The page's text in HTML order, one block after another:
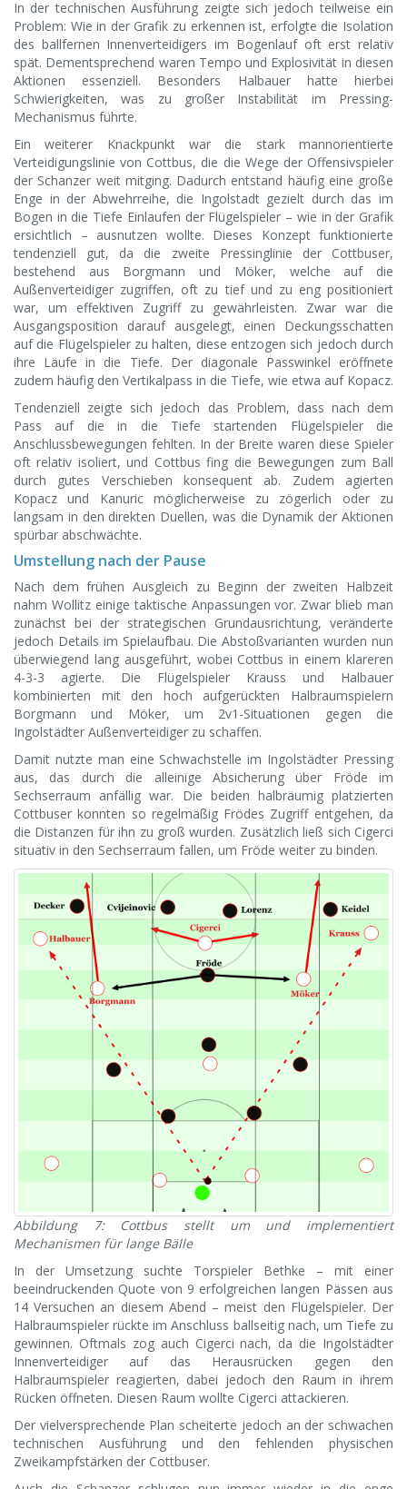
In der technischen Ausführung zeigte sich jedoch teilweise ein
Problem: Wie in der Grafik zu erkennen ist, erfolgte die Isolation
des ballfernen Innenverteidigers im Bogenlauf oft erst relativ
spät. Dementsprechend waren Tempo und Explosivität in diesen
Aktionen essenziell. Besonders Halbauer hatte hierbei
Schwierigkeiten, was zu großer Instabilität im Pressing-
Mechanismus führte.
Ein weiterer Knackpunkt war die stark mannorientierte
Verteidigungslinie von Cottbus, die die Wege der Offensivspieler
der Schanzer weit mitging. Dadurch entstand häufig eine große
Enge in der Abwehrreihe, die Ingolstadt gezielt durch das im
Bogen in die Tiefe Einlaufen der Flügelspieler – wie in der Grafik
ersichtlich – ausnutzen wollte. Dieses Konzept funktionierte
tendenziell gut, da die zweite Pressinglinie der Cottbuser,
bestehend aus Borgmann und Möker, welche auf die
Außenverteidiger zugriffen, oft zu tief und zu eng positioniert
war, um effektiven Zugriff zu gewährleisten. Zwar war die
Ausgangsposition darauf ausgelegt, einen Deckungsschatten
auf die Flügelspieler zu halten, diese entzogen sich jedoch durch
ihre Läufe in die Tiefe. Der diagonale Passwinkel eröffnete
zudem häufig den Vertikalpass in die Tiefe, wie etwa auf Kopacz.
Tendenziell zeigte sich jedoch das Problem, dass nach dem
Pass auf die in die Tiefe startenden Flügelspieler die
Anschlussbewegungen fehlten. In der Breite waren diese Spieler
oft relativ isoliert, und Cottbus fing die Bewegungen zum Ball
durch gutes Verschieben konsequent ab. Zudem agierten
Kopacz und Kanuric möglicherweise zu zögerlich oder zu
langsam in den direkten Duellen, was die Dynamik der Aktionen
spürbar abschwächte.
Umstellung nach der Pause
Nach dem frühen Ausgleich zu Beginn der zweiten Halbzeit
nahm Wollitz einige taktische Anpassungen vor. Zwar blieb man
zunächst bei der strategischen Grundausrichtung, veränderte
jedoch Details im Spielaufbau. Die Abstoßvarianten wurden nun
überwiegend lang ausgeführt, wobei Cottbus in einem klareren
4-3-3 agierte. Die Flügelspieler Krauss und Halbauer
kombinierten mit den hoch aufgerückten Halbraumspielern
Borgmann und Möker, um 2v1-Situationen gegen die
Ingolstädter Außenverteidiger zu schaffen.
Damit nutzte man eine Schwachstelle im Ingolstädter Pressing
aus, das durch die alleinige Absicherung über Fröde im
Sechserraum anfällig war. Die beiden halbräumig platzierten
Cottbuser konnten so regelmäßig Frödes Zugriff entgehen, da
die Distanzen für ihn zu groß wurden. Zusätzlich ließ sich Cigerci
situativ in den Sechserraum fallen, um Fröde weiter zu binden.
Abbildung 7: Cottbus stellt um und implementiert
Mechanismen für lange Bälle
In der Umsetzung suchte Torspieler Bethke – mit einer
beeindruckenden Quote von 9 erfolgreichen langen Pässen aus
14 Versuchen an diesem Abend – meist den Flügelspieler. Der
Halbraumspieler rückte im Anschluss ballseitig nach, um Tiefe zu
gewinnen. Oftmals zog auch Cigerci nach, da die Ingolstädter
Innenverteidiger auf das Herausrücken gegen den
Halbraumspieler reagierten, dabei jedoch den Raum in ihrem
Rücken öffneten. Diesen Raum wollte Cigerci attackieren.
Der vielversprechende Plan scheiterte jedoch an der schwachen
technischen Ausführung und den fehlenden physischen
Zweikampfstärken der Cottbuser.